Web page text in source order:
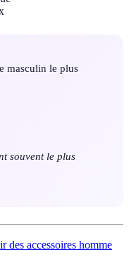
masculin le plus
souvent le plus
des accessoires homme